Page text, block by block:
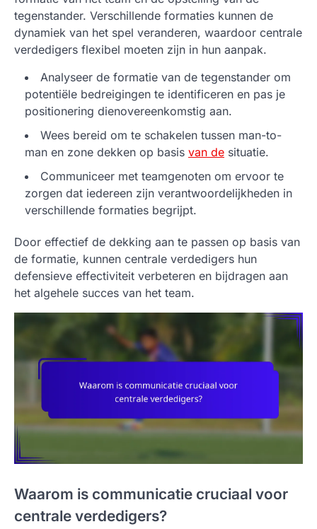
tegenstander. Verschillende formaties kunnen de
dynamiek van het spel veranderen, waardoor centrale
verdedigers flexibel moeten zijn in hun aanpak.
Analyseer de formatie van de tegenstander om
potentiële bedreigingen te identificeren en pas je
positionering dienovereenkomstig aan.
Wees bereid om te schakelen tussen man-to-
man en zone dekken op basis van de situatie.
Communiceer met teamgenoten om ervoor te
zorgen dat iedereen zijn verantwoordelijkheden in
verschillende formaties begrijpt.
Door effectief de dekking aan te passen op basis van
de formatie, kunnen centrale verdedigers hun
defensieve effectiviteit verbeteren en bijdragen aan
het algehele succes van het team.
Waarom is communicatie cruciaal voor
centrale verdedigers?